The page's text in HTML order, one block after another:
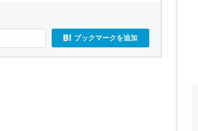
ブックマークを追加